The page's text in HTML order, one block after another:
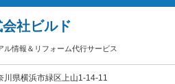
社ビルド
ル情報＆リフォーム代行サービス
県横浜市緑区上山1-14-11